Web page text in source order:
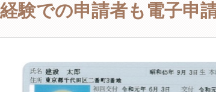
験での申請者も電子申